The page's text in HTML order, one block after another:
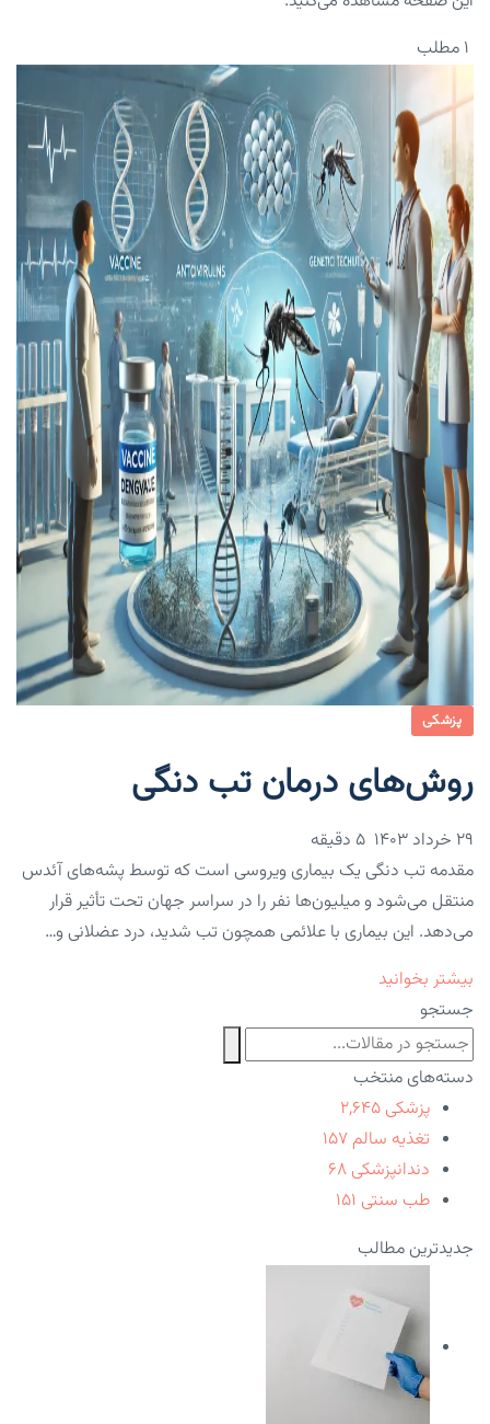
۱ مطلب
پزشکی
روش‌های درمان تب دنگی
۲۹ خرداد ۱۴۰۳
مقدمه تب دنگی یک بیماری ویروسی است که توسط پشه‌های آئدس
منتقل می‌شود و میلیون‌ها نفر را در سراسر جهان تحت تأثیر قرار
می‌دهد. این بیماری با علائمی همچون تب شدید، درد عضلانی و…
بیشتر بخوانید
جستجو
دسته‌های منتخب
پزشکی ۲,۶۴۵
تغذیه سالم ۱۵۷
دندانپزشکی ۶۸
طب سنتی ۱۵۱
جدیدترین مطالب